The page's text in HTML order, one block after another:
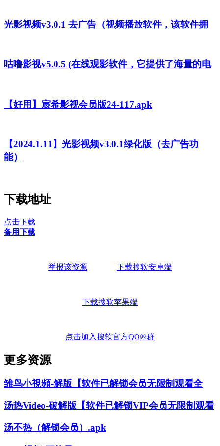
光影视频v3.0.1 去广告（视频播放软件，该软件拥
咕噜影视v5.0.5 (在线观影软件，它提供了海量的电
【好用】宸希影视会员版24-117.apk
【2024.1.11】光影视频v3.0.1绿化版（去广告功
能）
下载地址
点击下载
备用下载
举报该资源 下载搜软安卓端
下载搜软苹果端
点击加入搜软官方QQ⑩群
更多资源
雏鸟小視頻-解版【软件已解锁会员无限制观看全
汤热Video-破解版【软件已解锁VIP会员无限制观看
汤不热（解锁会员）.apk